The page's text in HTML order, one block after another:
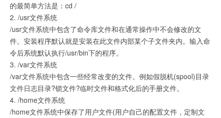
的最简单方法是：cd /
2. /usr文件系统
/usr文件系统中包含了命令库文件和在通常操作中不会修改的文
件。安装程序默认就是安装在此文件内部某个子文件夹内。输入命
令后系统默认执行/usr/bin下的程序。
3. /var文件系统
/var文件系统中包含一些经常改变的文件。例如假脱机(spool)目录
文件日志目录?锁文件?临时文件和格式化后的手册文件。
4. /home文件系统
/home文件系统中保存了用户文件(用户自己的配置文件，定制文